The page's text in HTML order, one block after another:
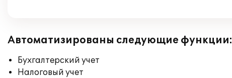
Автоматизированы следующие функции:
Бухгалтерский учет
Налоговый учет